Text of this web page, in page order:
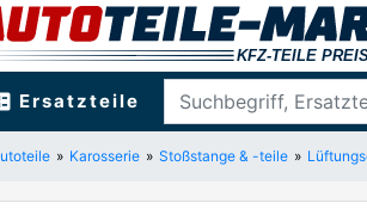
Ersatzteile
Karosserie Stoßstange & -teile